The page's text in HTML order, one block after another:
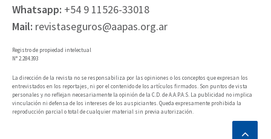
Whatsapp: +54 9 11526-33018
Mail: revistaseguros@aapas.org.ar
Registro de propiedad intelectual
N° 2.284.393
La dirección de la revista no se responsabiliza por las opiniones o los conceptos que expresan los
entrevistados en los reportajes, ni por el contenido de los artículos firmados. Son puntos de vista
personales y no reflejan necesariamente la opinión de la C.D. de A.A.P.A.S. La publicidad no implica
vinculación ni defensa de los intereses de los auspiciantes. Queda expresamente prohibida la
reproducción parcial o total de cualquier material sin previa autorización.